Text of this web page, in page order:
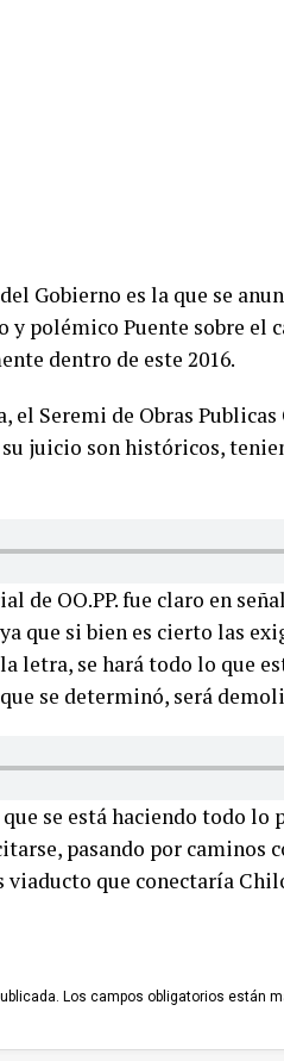
Gobierno es la que se
polémico Puente sobre el
dentro de este 2016.
Seremi de Obras
juicio son históricos,
OO.PP. fue claro en
que si bien es cierto las
letra, se hará todo lo que
se determinó, será
se está haciendo todo
pasando por caminos
que conectaría
Los campos obligatorios están